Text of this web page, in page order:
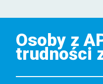
Osoby z
trudności